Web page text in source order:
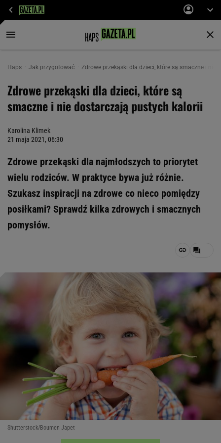
Haps Jak przygotować Zdrowe przekąski dla dzieci, które są smaczne i nie
Zdrowe przekąski dla dzieci, które są
smaczne i nie dostarczają pustych kalorii
Karolina Klimek
21 maja 2021, 06:30
Zdrowe przekąski dla najmłodszych to priorytet
wielu rodziców. W praktyce bywa już różnie.
Szukasz inspiracji na zdrowe co nieco pomiędzy
posiłkami? Sprawdź kilka zdrowych i smacznych
pomysłów.
Shutterstock/Boumen Japet